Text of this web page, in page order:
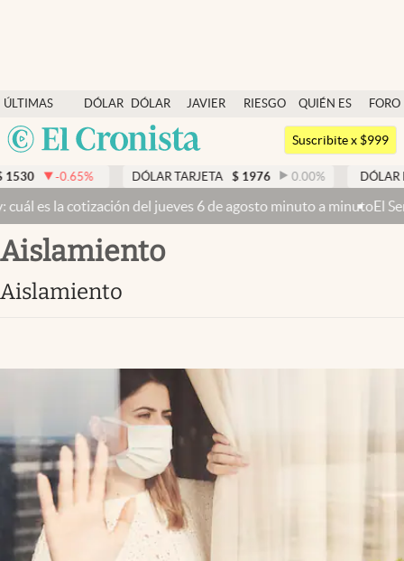
ÚLTIMAS
NOTICIAS
DÓLAR
DÓLAR
BLUE
JAVIER
RIESGO
QUIÉN ES
QUIÉN
FORO
Argentina
México
Dólar
Members
Economía y Política
Finanzas y Mercados
Mercados Online
Infotechnology
Clase
Clima
Mundial 2026
Eventos Corporativos
Suscribite x $999
% DÓLAR TARJETA $ 1976 0.00% DÓLAR MEP
6 de agosto minuto a minutoEl Senado busca aprobar la Ley
aislamiento
aislamiento